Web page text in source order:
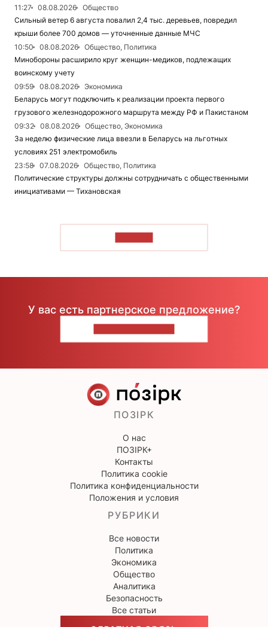
11:27
08.08.2026
Общество
Сильный ветер 6 августа повалил 2,4 тыс. деревьев, повредил
крыши более 700 домов — уточненные данные МЧС
10:50
08.08.2026
Общество, Политика
Минобороны расширило круг женщин-медиков, подлежащих
воинскому учету
09:59
08.08.2026
Экономика
Беларусь могут подключить к реализации проекта первого
грузового железнодорожного маршрута между РФ и Пакистаном
09:32
08.08.2026
Общество, Экономика
За неделю физические лица ввезли в Беларусь на льготных
условиях 251 электромобиль
23:58
07.08.2026
Общество, Политика
Политические структуры должны сотрудничать с общественными
инициативами — Тихановская
У вас есть партнерское предложение?
ПОЗІРК
О нас
ПОЗІРК+
Контакты
Политика cookie
Политика конфиденциальности
Положения и условия
РУБРИКИ
Все новости
Политика
Экономика
Общество
Аналитика
Безопасность
Все статьи